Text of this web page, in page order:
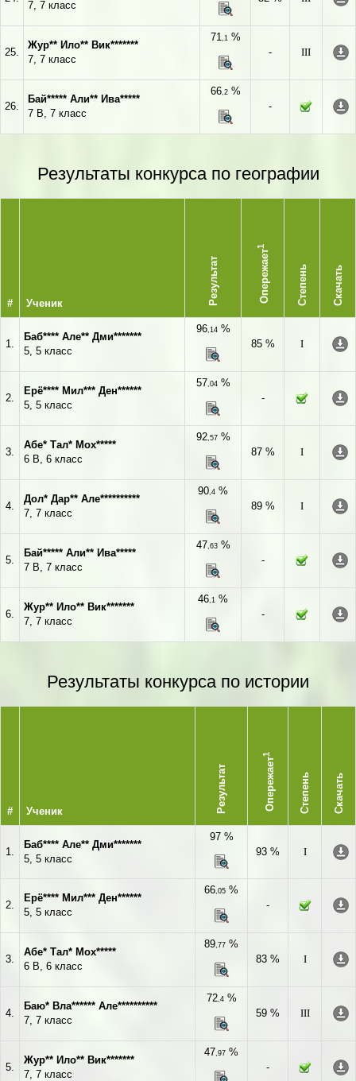
7, 7 класс
25.
Жур** Ило** Вик*******
7, 7 класс
71,1%
-
III
26.
Бай***** Али** Ива*****
7 В, 7 класс
66,2%
-
Результаты конкурса по географии
# Ученик Результат Опережает
1
Степень Скачать
1.
Баб**** Але** Дми*******
5, 5 класс
96,14%
85 %
I
2.
Ерё**** Мил*** Ден******
5, 5 класс
57,04%
-
3.
Абе* Тал* Мох*****
6 В, 6 класс
92,57%
87 %
I
4.
Дол* Дар** Але**********
7, 7 класс
90,4 %
89 %
I
5.
Бай***** Али** Ива*****
7 В, 7 класс
47,63%
-
6.
Жур** Ило** Вик*******
7, 7 класс
46,1 %
-
Результаты конкурса по истории
# Ученик Результат Опережает
1
Степень Скачать
1.
Баб**** Але** Дми*******
5, 5 класс
97 %
93 %
I
2.
Ерё**** Мил*** Ден******
5, 5 класс
66,05 %
-
3.
Абе* Тал* Мох*****
6 В, 6 класс
89,77 %
83 %
I
4.
Баю* Вла****** Але**********
7, 7 класс
72,4%
59 %
III
5.
Жур** Ило** Вик*******
7, 7 класс
47,97 %
-